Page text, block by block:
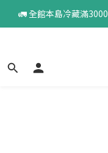
🚛 全館本島冷藏滿